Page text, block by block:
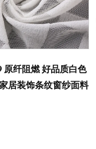
原纤阻燃 好品质白色
居装饰条纹窗纱面料